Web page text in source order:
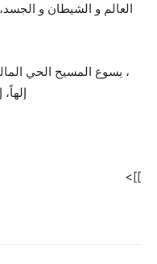
العالم و الشيطان و
، يسوع المسيح الحي
]]>